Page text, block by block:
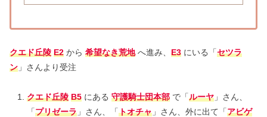
クエド丘陵 E2 から 希望なき荒地へ進み、 E3 にいる「セツラ
ン 」さんより受注
クエド丘陵 B5にある 守護騎士団本部で「ルーヤ」さん、
「プリゼーラ」さん、「トオチャ」さん、外に出て「アビゲ